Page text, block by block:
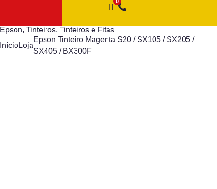
Epson, Tinteiros, Tinteiros e Fitas
InícioLoja
Epson Tinteiro Magenta S20 / SX105 / SX205 /
SX405 / BX300F